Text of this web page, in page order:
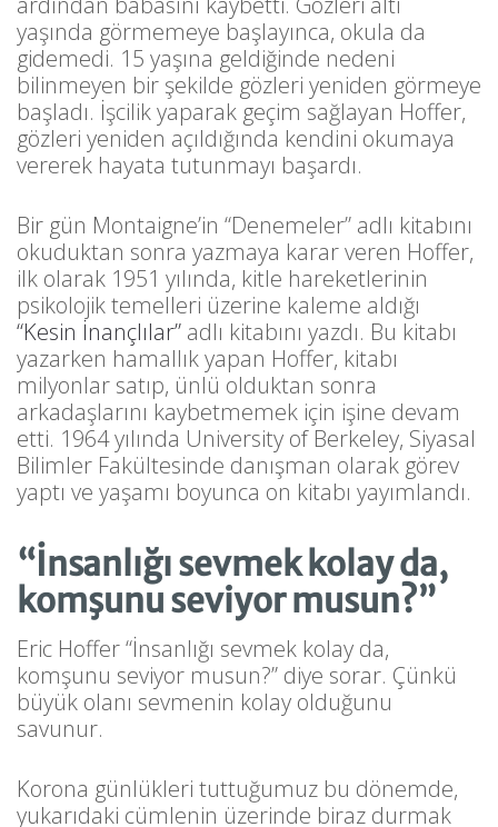
yaşında görmemeye başlayınca, okula da
gidemedi. 15 yaşına geldiğinde nedeni
bilinmeyen bir şekilde gözleri yeniden görmeye
başladı. İşcilik yaparak geçim sağlayan Hoffer,
gözleri yeniden açıldığında kendini okumaya
vererek hayata tutunmayı başardı.
Bir gün Montaigne’in “Denemeler” adlı kitabını
okuduktan sonra yazmaya karar veren Hoffer,
ilk olarak 1951 yılında, kitle hareketlerinin
psikolojik temelleri üzerine kaleme aldığı
“Kesin İnançlılar” adlı kitabını yazdı. Bu kitabı
yazarken hamallık yapan Hoffer, kitabı
milyonlar satıp, ünlü olduktan sonra
arkadaşlarını kaybetmemek için işine devam
etti. 1964 yılında University of Berkeley, Siyasal
Bilimler Fakültesinde danışman olarak görev
yaptı ve yaşamı boyunca on kitabı yayımlandı.
“İnsanlığı sevmek kolay da,
komşunu seviyor musun?”
Eric Hoffer “İnsanlığı sevmek kolay da,
komşunu seviyor musun?” diye sorar. Çünkü
büyük olanı sevmenin kolay olduğunu
savunur.
Korona günlükleri tuttuğumuz bu dönemde,
yukarıdaki cümlenin üzerinde biraz durmak